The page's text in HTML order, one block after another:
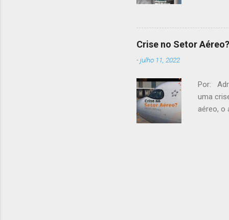
bordo.
Crise no Setor Aéreo?
-julho 11, 2022
Por:
uma
aéreo, o
das